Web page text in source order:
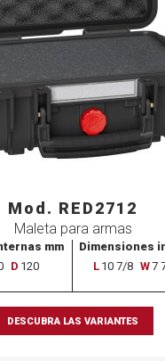
Mod. RED2712
Maleta para armas
mm
D 120
Dimensiones
L 10 7/8 W7
DESCUBRA LAS VARIANTES